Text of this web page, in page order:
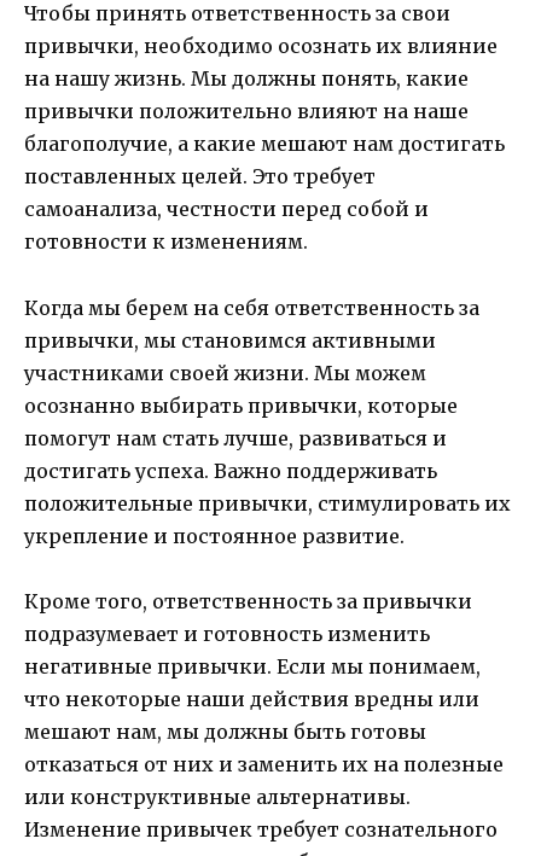
Чтобы принять ответственность за свои
привычки, необходимо осознать их влияние
на нашу жизнь. Мы должны понять, какие
привычки положительно влияют на наше
благополучие, а какие мешают нам достигать
поставленных целей. Это требует
самоанализа, честности перед собой и
готовности к изменениям.
Когда мы берем на себя ответственность за
привычки, мы становимся активными
участниками своей жизни. Мы можем
осознанно выбирать привычки, которые
помогут нам стать лучше, развиваться и
достигать успеха. Важно поддерживать
положительные привычки, стимулировать их
укрепление и постоянное развитие.
Кроме того, ответственность за привычки
подразумевает и готовность изменить
негативные привычки. Если мы понимаем,
что некоторые наши действия вредны или
мешают нам, мы должны быть готовы
отказаться от них и заменить их на полезные
или конструктивные альтернативы.
Изменение привычек требует сознательного